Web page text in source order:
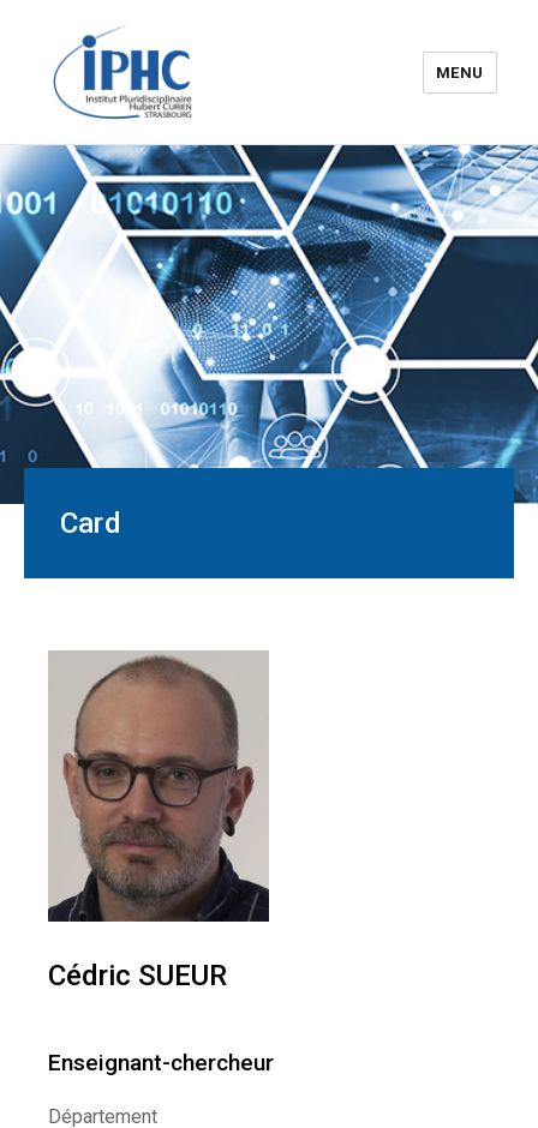
The Hubert Curien
pluridisciplinary Institute – IPHC
MENU
Card
Cédric SUEUR
Enseignant-chercheur
Département